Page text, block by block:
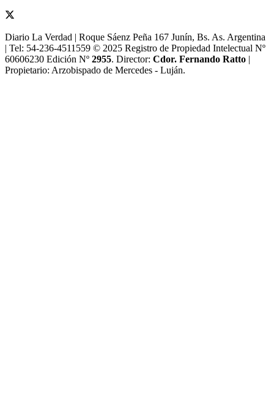
Diario La Verdad | Roque Sáenz Peña 167 Junín, Bs. As. Argentina
| Tel: 54-236-4511559 © 2025 Registro de Propiedad Intelectual Nº
60606230 Edición Nº 2955. Director:​ Cdor. Fernando Ratto |
Propietario:​ Arzobispado de Mercedes - Luján.